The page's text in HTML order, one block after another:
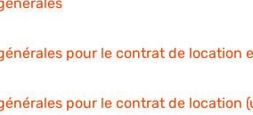
pour le contrat de location
pour le contrat de location